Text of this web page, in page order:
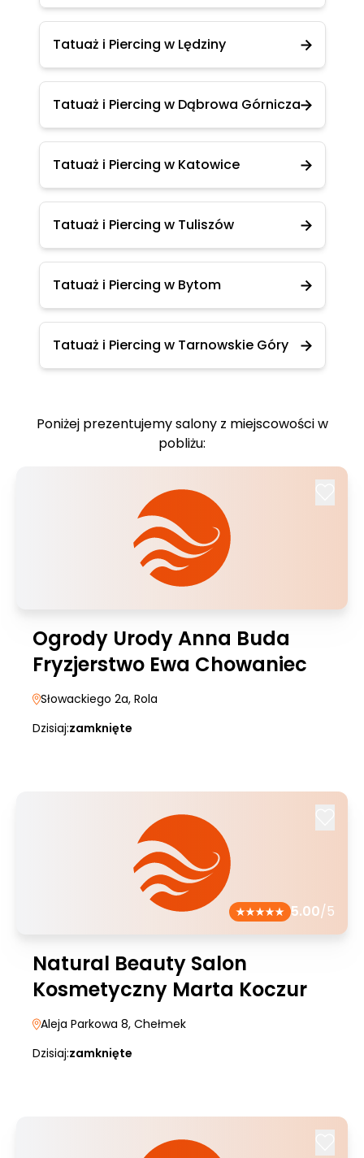
Tatuaż i Piercing w Lędziny
Tatuaż i Piercing w Dąbrowa Górnicza
Tatuaż i Piercing w Katowice
Tatuaż i Piercing w Tuliszów
Tatuaż i Piercing w Bytom
Tatuaż i Piercing w Tarnowskie Góry
Poniżej prezentujemy salony z miejscowości w
pobliżu:
Ogrody Urody Anna Buda
Fryzjerstwo Ewa Chowaniec
Słowackiego 2a, Rola
Dzisiaj:zamknięte
5.00/5
Natural Beauty Salon
Kosmetyczny Marta Koczur
Aleja Parkowa 8, Chełmek
Dzisiaj:zamknięte